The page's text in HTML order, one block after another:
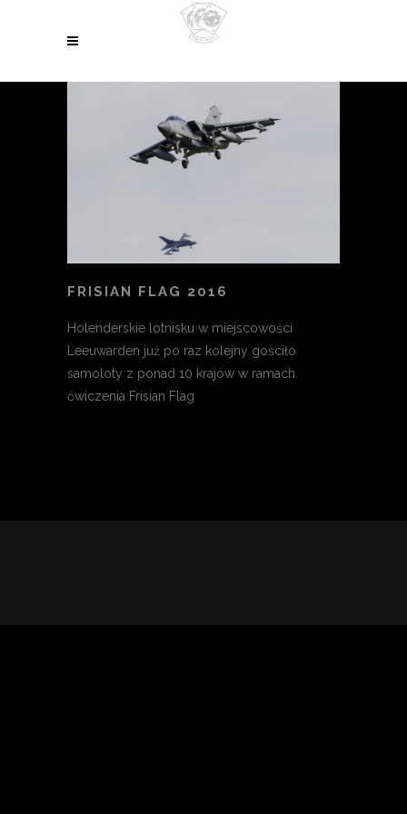
FRISIAN FLAG 2016
Holenderskie lotnisku w miejscowości
Leeuwarden już po raz kolejny gościło
samoloty z ponad 10 krajów w ramach
ćwiczenia Frisian Flag